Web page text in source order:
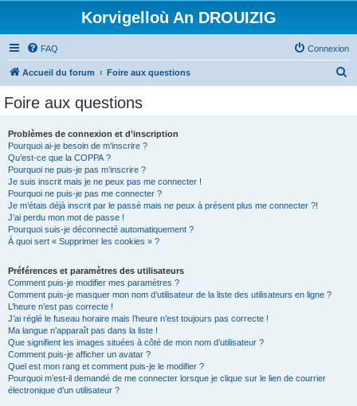
Korvigelloù An DROUIZIG
FAQ Connexion
Accueil du forum Foire aux questions
Foire aux questions
Problèmes de connexion et d’inscription
Pourquoi ai-je besoin de m’inscrire ?
Qu’est-ce que la COPPA ?
Pourquoi ne puis-je pas m’inscrire ?
Je suis inscrit mais je ne peux pas me connecter !
Pourquoi ne puis-je pas me connecter ?
Je m’étais déjà inscrit par le passé mais ne peux à présent plus me connecter ?!
J’ai perdu mon mot de passe !
Pourquoi suis-je déconnecté automatiquement ?
À quoi sert « Supprimer les cookies » ?
Préférences et paramètres des utilisateurs
Comment puis-je modifier mes paramètres ?
Comment puis-je masquer mon nom d’utilisateur de la liste des utilisateurs en ligne ?
L’heure n’est pas correcte !
J’ai réglé le fuseau horaire mais l’heure n’est toujours pas correcte !
Ma langue n’apparaît pas dans la liste !
Que signifient les images situées à côté de mon nom d’utilisateur ?
Comment puis-je afficher un avatar ?
Quel est mon rang et comment puis-je le modifier ?
Pourquoi m’est-il demandé de me connecter lorsque je clique sur le lien de courrier
électronique d’un utilisateur ?